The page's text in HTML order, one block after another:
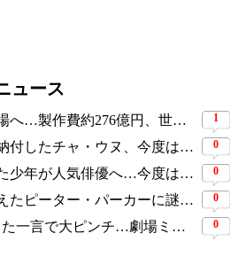
ュース
死んでも、また戦場へ…製作費約276億円、世界興収584億円のSF大作『オール・ユー・ニード・イズ・キル』がついに配信 1
税金14億円を全額納付したチャ・ウヌ、今度は軍服姿で登場…鍛え上げた上半身に驚きの声 0
奨学金に支えられた少年が人気俳優へ…今度は子どもたちに総額5,000万円を寄付 0
全員の記憶から消えたピーター・パーカーに謎の敵と制御不能の新能力…『スパイダーマン：ブランド・ニュー・デイ』に期待爆発 0
“国民的MC”がたった一言で大ピンチ…劇場ミュージカルを巡る発言に批判続出、ついに長文で謝罪 0